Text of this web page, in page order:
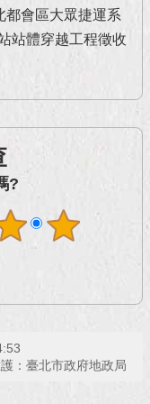
都會區大眾捷運系
站體穿越工程徵收
?
：臺北市政府地政局